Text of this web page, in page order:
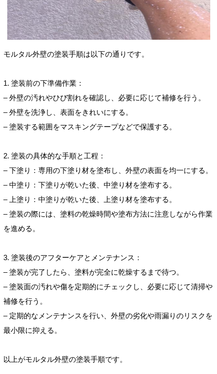
モルタル外壁の塗装手順は以下の通りです。
1. 塗装前の下準備作業：
– 外壁の汚れやひび割れを確認し、必要に応じて補修を行う。
– 外壁を洗浄し、表面をきれいにする。
– 塗装する範囲をマスキングテープなどで保護する。
2. 塗装の具体的な手順と工程：
– 下塗り：専用の下塗り材を塗布し、外壁の表面を均一にする。
– 中塗り：下塗りが乾いた後、中塗り材を塗布する。
– 上塗り：中塗りが乾いた後、上塗り材を塗布する。
– 塗装の際には、塗料の乾燥時間や塗布方法に注意しながら作業
を進める。
3. 塗装後のアフターケアとメンテナンス：
– 塗装が完了したら、塗料が完全に乾燥するまで待つ。
– 塗装面の汚れや傷を定期的にチェックし、必要に応じて清掃や
補修を行う。
– 定期的なメンテナンスを行い、外壁の劣化や雨漏りのリスクを
最小限に抑える。
以上がモルタル外壁の塗装手順です。